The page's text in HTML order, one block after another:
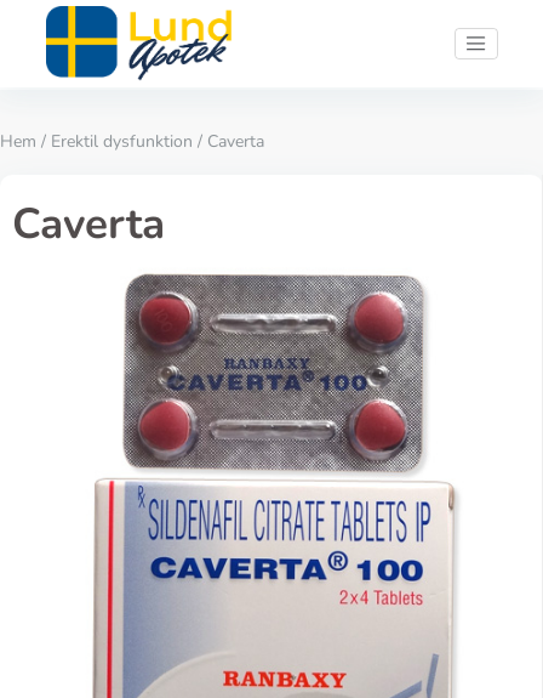
Hem / Erektil dysfunktion / Caverta
Caverta